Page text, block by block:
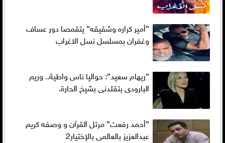
”أمير كراره وشقيقه” يتقمصا دور عساف
وغفران بمسلسل نسل الاغراب
”ريهام سعيد”: حواليا ناس واطية.. وريم
البارودى بتقلدنى بشيخ الحارة.
”أحمد رفعت” مرتل القرآن و وصفه كريم
عبدالعزيز بالعالمى بالإختيار2